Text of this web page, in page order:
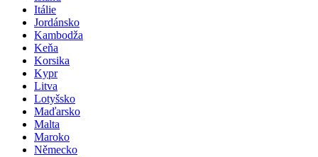
Itálie
Jordánsko
Kambodža
Keňa
Korsika
Kypr
Litva
Lotyšsko
Maďarsko
Malta
Maroko
Německo